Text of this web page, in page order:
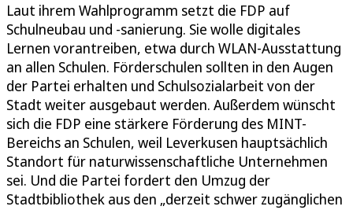
Laut ihrem Wahlprogramm setzt die FDP auf
Schulneubau und -sanierung. Sie wolle digitales
Lernen vorantreiben, etwa durch WLAN-Ausstattung
an allen Schulen. Förderschulen sollten in den Augen
der Partei erhalten und Schulsozialarbeit von der
Stadt weiter ausgebaut werden. Außerdem wünscht
sich die FDP eine stärkere Förderung des MINT-
Bereichs an Schulen, weil Leverkusen hauptsächlich
Standort für naturwissenschaftliche Unternehmen
sei. Und die Partei fordert den Umzug der
Stadtbibliothek aus den „derzeit schwer zugänglichen